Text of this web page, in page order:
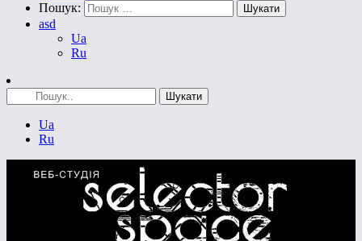
Пошук:
asd
Ua
Ru
Ua
Ru